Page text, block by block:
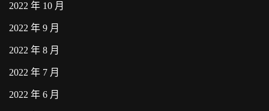
2022 年 10 月
2022 年 9 月
2022 年 8 月
2022 年 7 月
2022 年 6 月